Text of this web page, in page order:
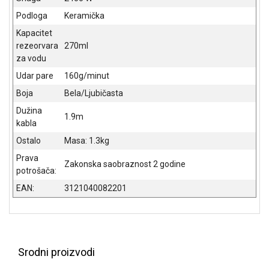
ADAPTERI
KANCELARIJSKI
MATERIJAL
SVE
KUĆU
ŠKOLSKI
BICIKLE
BAŠTA
Podloga
Keramička
Kapacitet
rezeorvara
za vodu
270ml
Udar pare
160g/minut
Boja
Bela/Ljubičasta
Dužina
kabla
1.9m
Ostalo
Masa: 1.3kg
Prava
potrošača:
Zakonska saobraznost 2 godine
EAN: 3121040082201
Srodni proizvodi